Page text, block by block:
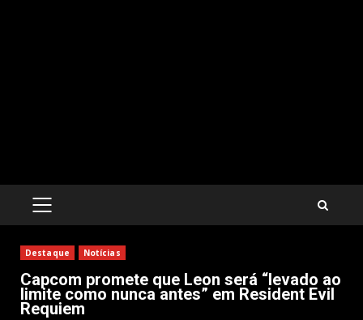
PRIMARY
Destaque Notícias
Capcom promete que Leon será “levado ao
limite como nunca antes” em Resident Evil
Requiem